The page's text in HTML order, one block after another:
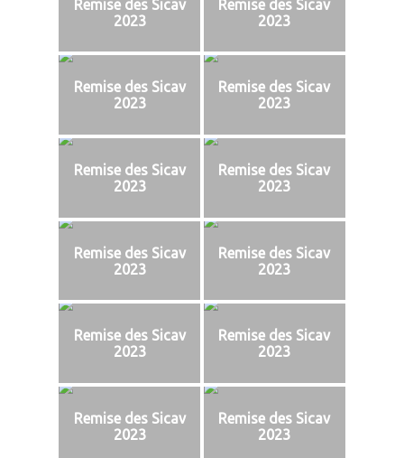
Remise des Sicav
2023
Remise des Sicav
2023
Remise des Sicav
2023
Remise des Sicav
2023
Remise des Sicav
2023
Remise des Sicav
2023
Remise des Sicav
2023
Remise des Sicav
2023
Remise des Sicav
2023
Remise des Sicav
2023
Remise des Sicav
2023
Remise des Sicav
2023